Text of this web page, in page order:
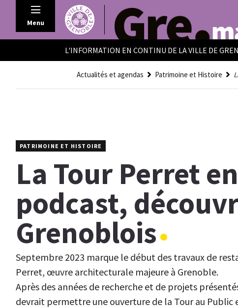
Panneau de gestion des cookies
Menu
L'INFORMATION EN CONTINU DE LA VILLE DE
Actualités et agendas Patrimoine et Histoire
La Tour Perret en
podcast,
Grenoblois
Septembre 2023 marque le début des travaux de
Perret, œuvre architecturale majeure à Grenoble.
Après des années de recherche et de projets
devrait permettre une ouverture de la Tour au Public
PATRIMOINE ET HISTOIRE